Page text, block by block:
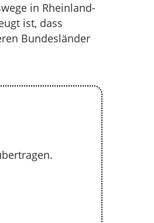
in Rheinland-
ist, dass
Bundesländer